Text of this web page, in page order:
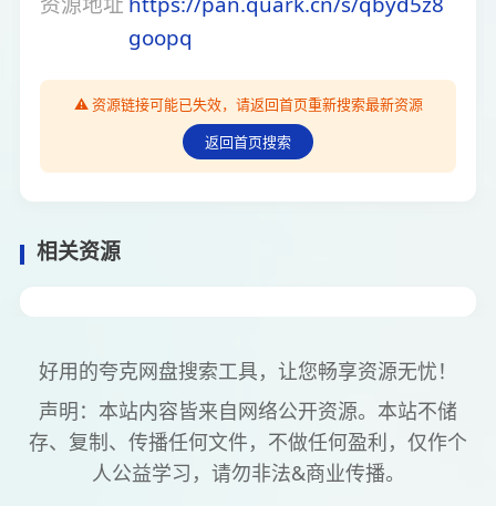
goopq
⚠️ 资源链接可能已失效，请返回首页重新搜索最新资源
返回首页搜索
相关资源
好用的夸克网盘搜索工具，让您畅享资源无忧！
声明：本站内容皆来自网络公开资源。本站不储
存、复制、传播任何文件，不做任何盈利，仅作个
人公益学习，请勿非法&商业传播。